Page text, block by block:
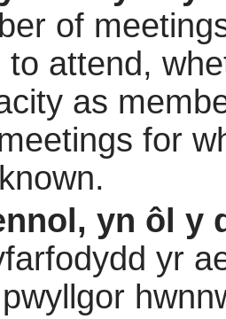
of
to attend,
as
for
yn ôl y
yr